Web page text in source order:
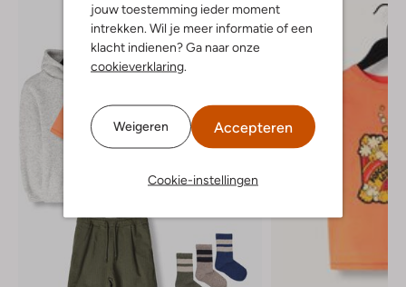
jouw toestemming ieder moment
intrekken. Wil je meer informatie of een
klacht indienen? Ga naar onze
cookieverklaring
Weigeren Accepteren
Cookie-instellingen